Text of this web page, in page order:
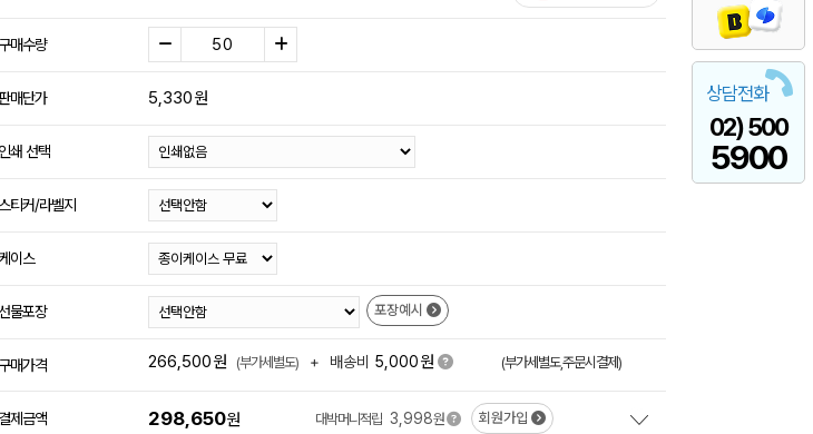
상담전화
02) 500
5900
구매수량
매단가 5,330원
인쇄 선택
스티커/라벨지
이스
선물포장 포장예시
구매가격 266,500원 (부가세별도) + 배송비 5,000원 (부가세별도,주문시결제)
제금액 298,650원 대박머니적립 3,998원 회원가입